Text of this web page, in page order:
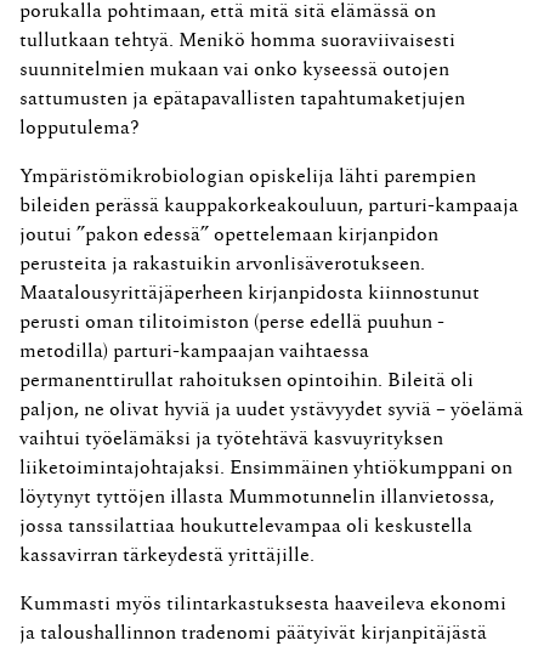
porukalla pohtimaan, että mitä sitä elämässä on
tullutkaan tehtyä. Menikö homma suoraviivaisesti
suunnitelmien mukaan vai onko kyseessä outojen
sattumusten ja epätapavallisten tapahtumaketjujen
lopputulema?
Ympäristömikrobiologian opiskelija lähti parempien
bileiden perässä kauppakorkeakouluun, parturi-kampaaja
joutui ”pakon edessä” opettelemaan kirjanpidon
perusteita ja rakastuikin arvonlisäverotukseen.
Maatalousyrittäjäperheen kirjanpidosta kiinnostunut
perusti oman tilitoimiston (perse edellä puuhun -
metodilla) parturi-kampaajan vaihtaessa
permanenttirullat rahoituksen opintoihin. Bileitä oli
paljon, ne olivat hyviä ja uudet ystävyydet syviä – yöelämä
vaihtui työelämäksi ja työtehtävä kasvuyrityksen
liiketoimintajohtajaksi. Ensimmäinen yhtiökumppani on
löytynyt tyttöjen illasta Mummotunnelin illanvietossa,
jossa tanssilattiaa houkuttelevampaa oli keskustella
kassavirran tärkeydestä yrittäjille.
Kummasti myös tilintarkastuksesta haaveileva ekonomi
ja taloushallinnon tradenomi päätyivät kirjanpitäjästä